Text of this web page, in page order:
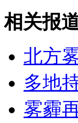
消防员救轻生者
相关报
北方
多地
雾霾